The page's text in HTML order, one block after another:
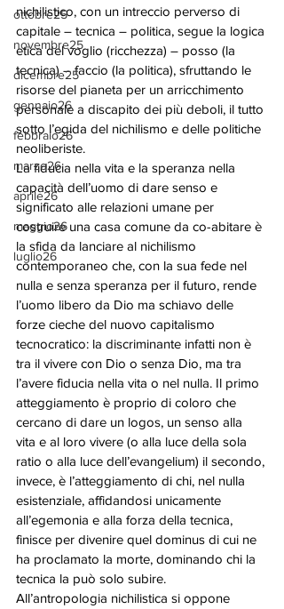
ottobre25
novembre25
dicembre25
gennaio26
febbraio26
marzo26
aprile26
maggio26
luglio26
nichilistico, con un intreccio perverso di
capitale – tecnica – politica, segue la logica
etica del voglio (ricchezza) – posso (la
tecnica) – faccio (la politica), sfruttando le
risorse del pianeta per un arricchimento
personale a discapito dei più deboli, il tutto
sotto l’egida del nichilismo e delle politiche
neoliberiste.
La fiducia nella vita e la speranza nella
capacità dell’uomo di dare senso e
significato alle relazioni umane per
costruire una casa comune da co-abitare è
la sfida da lanciare al nichilismo
contemporaneo che, con la sua fede nel
nulla e senza speranza per il futuro, rende
l’uomo libero da Dio ma schiavo delle
forze cieche del nuovo capitalismo
tecnocratico: la discriminante infatti non è
tra il vivere con Dio o senza Dio, ma tra
l’avere fiducia nella vita o nel nulla. Il primo
atteggiamento è proprio di coloro che
cercano di dare un logos, un senso alla
vita e al loro vivere (o alla luce della sola
ratio o alla luce dell’evangelium) il secondo,
invece, è l’atteggiamento di chi, nel nulla
esistenziale, affidandosi unicamente
all’egemonia e alla forza della tecnica,
finisce per divenire quel dominus di cui ne
ha proclamato la morte, dominando chi la
tecnica la può solo subire.
All’antropologia nichilistica si oppone